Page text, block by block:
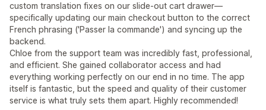
custom translation fixes on our slide-out cart drawer—
specifically updating our main checkout button to the correct
French phrasing ('Passer la commande') and syncing up the
backend.
Chloe from the support team was incredibly fast, professional,
and efficient. She gained collaborator access and had
everything working perfectly on our end in no time. The app
itself is fantastic, but the speed and quality of their customer
service is what truly sets them apart. Highly recommended!